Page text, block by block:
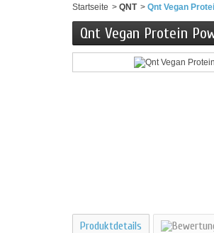
Startseite > QNT > Qnt Vegan
Qnt Vegan Protein
Produktdetails